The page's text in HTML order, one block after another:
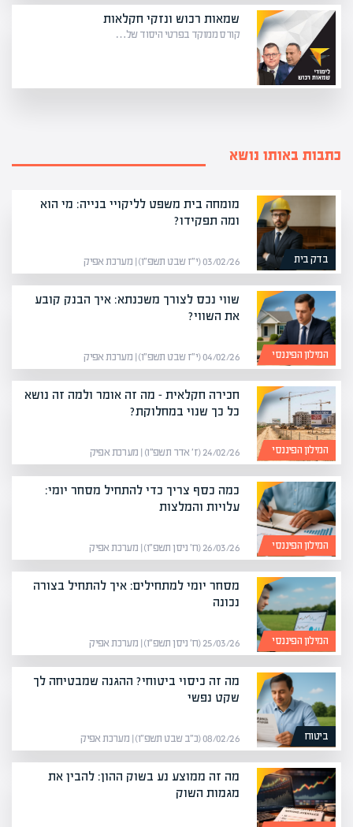
שמאות רכוש ונזקי חקלאות
קורס ממוקד בפרטי היסוד של…
כתבות באותו נושא
בדק בית
מומחה בית משפט לליקויי בנייה: מי הוא
ומה תפקידו?
03/02/26 (י״ז שבט תשפ״ו) | מערכת אפיק
המילון הפיננסי
שווי נכס לצורך משכנתא: איך הבנק קובע
את השווי?
04/02/26 (י״ז שבט תשפ״ו) | מערכת אפיק
המילון הפיננסי
חכירה חקלאית – מה זה אומר ולמה זה נושא
כל כך שנוי במחלוקת?
24/02/26 (ז׳ אדר תשפ״ו) | מערכת אפיק
המילון הפיננסי
כמה כסף צריך כדי להתחיל מסחר יומי:
עלויות והמלצות
26/03/26 (ח׳ ניסן תשפ״ו) | מערכת אפיק
המילון הפיננסי
מסחר יומי למתחילים: איך להתחיל בצורה
נכונה
25/03/26 (ח׳ ניסן תשפ״ו) | מערכת אפיק
ביטוח
מה זה כיסוי ביטוחי? ההגנה שמבטיחה לך
שקט נפשי
08/02/26 (כ״ב שבט תשפ״ו) | מערכת אפיק
מה זה ממוצע נע בשוק ההון: להבין את
מגמות השוק